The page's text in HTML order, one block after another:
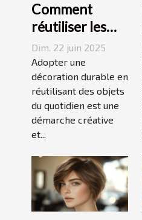
Comment
réutiliser les
objets du
quotidien pour
une décoration
durable
Dim. 22 juin 2025
Adopter une
décoration durable en
réutilisant des objets
du quotidien est une
démarche créative
et...